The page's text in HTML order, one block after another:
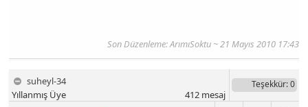
Son Düzenleme: ArımıSoktu ~ 21 Mayıs 2010 17:43
suheyl-34
Yıllanmış Üye
Teşekkür: 0
412mesaj